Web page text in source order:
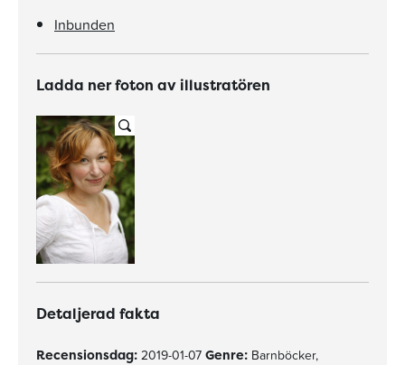
Inbunden
Ladda ner foton av illustratören
Detaljerad fakta
Recensionsdag: 2019-01-07 Genre: Barnböcker,